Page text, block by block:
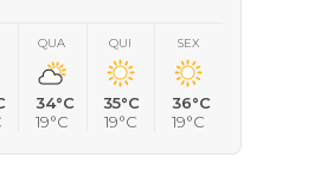
QUA
34°C
19°C
QUI
35°C
19°C
SEX
36°C
19°C